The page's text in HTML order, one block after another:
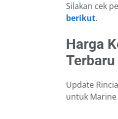
Silakan cek
berikut.
Harga
Terbaru
Update
untuk